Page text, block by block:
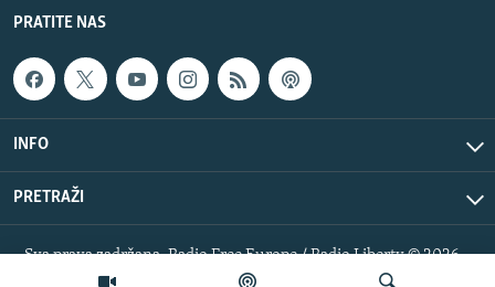
PRATITE NAS
INFO
PRETRAŽI
Sva prava zadržana. Radio Free Europe / Radio Liberty © 2026
RFE/RL, Inc.